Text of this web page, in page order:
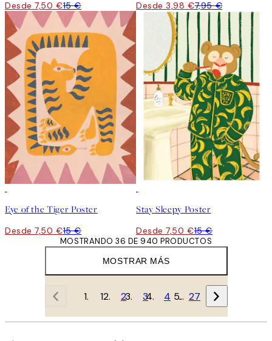
Desde 7,50 €15 € Desde 3,98 €7,95 €
Eye of the Tiger Poster
Desde 7,50 €15 €
Stay Sleepy Poster
Desde 7,50 €15 €
MOSTRAR MÁS
MOSTRANDO 36 DE 940 PRODUCTOS
1 2 3 4 … 27